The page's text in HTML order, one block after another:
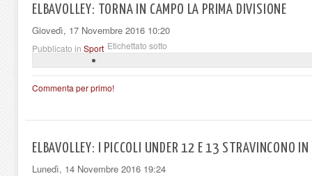
ELBAVOLLEY: TORNA IN CAMPO LA PRIMA DIVISIONE
Giovedì, 17 Novembre 2016 10:20
Pubblicato in Sport Etichettato sotto
Commenta per primo!
ELBAVOLLEY: I PICCOLI UNDER 12 E 13 STRAVINCONO IN
Lunedì, 14 Novembre 2016 19:24